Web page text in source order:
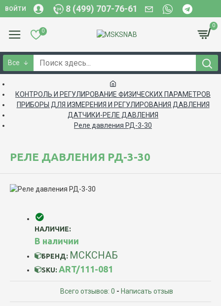
ВОЙТИ 8 (499) 707-76-61
0
0
Все
КОНТРОЛЬ И РЕГУЛИРОВАНИЕ ФИЗИЧЕСКИХ ПАРАМЕТРОВ
ПРИБОРЫ ДЛЯ ИЗМЕРЕНИЯ И РЕГУЛИРОВАНИЯ ДАВЛЕНИЯ
ДАТЧИКИ-РЕЛЕ ДАВЛЕНИЯ
Реле давления РД-3-30
РЕЛЕ ДАВЛЕНИЯ РД-3-30
НАЛИЧИЕ:
В наличии
БРЕНД: МСКСНАБ
SKU: ART/111-081
Всего отзывов: 0 - Написать отзыв